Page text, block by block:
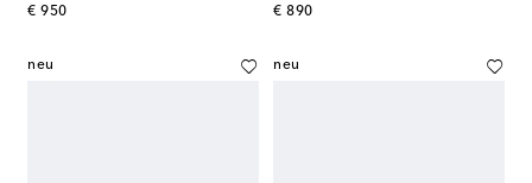
€ 950
original price
€ 890
original price
neu neu